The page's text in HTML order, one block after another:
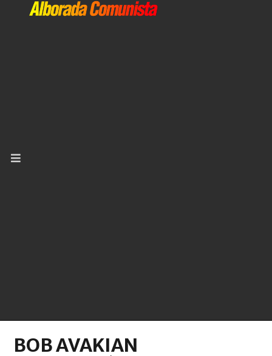
BOB AVAKIAN